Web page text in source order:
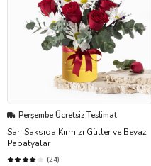
Perşembe Ücretsiz Teslimat
Sarı Saksıda Kırmızı Güller ve Beyaz
Papatyalar
(24)